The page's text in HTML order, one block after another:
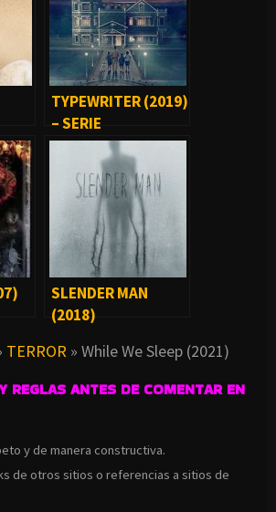
TYPEWRITER (2019)
– SERIE
SLENDER MAN
(2018)
TERROR » While We Sleep (2021)
REGLAS ANTES DE COMENTAR EN
y de manera constructiva.
de otros sitios o referencias a sitios de